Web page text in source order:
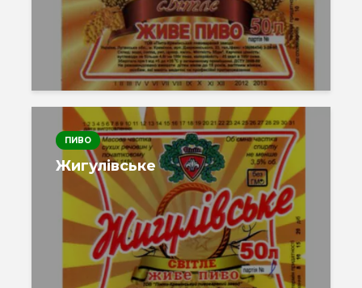
ПИВО
Жигулівське